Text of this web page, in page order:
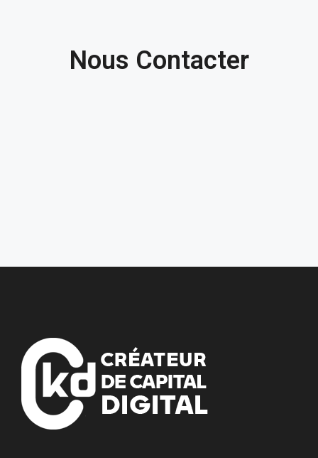
Nous Contacter